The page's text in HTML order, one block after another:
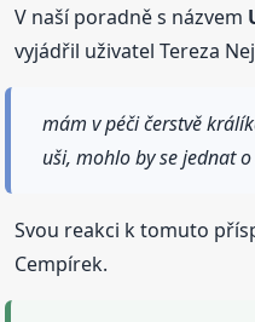
V naší poradně s názvem
vyjádřil uživatel Tereza
mám v péči čerstvě
uši, mohlo by se jednat
Svou reakci k tomuto
Cempírek.